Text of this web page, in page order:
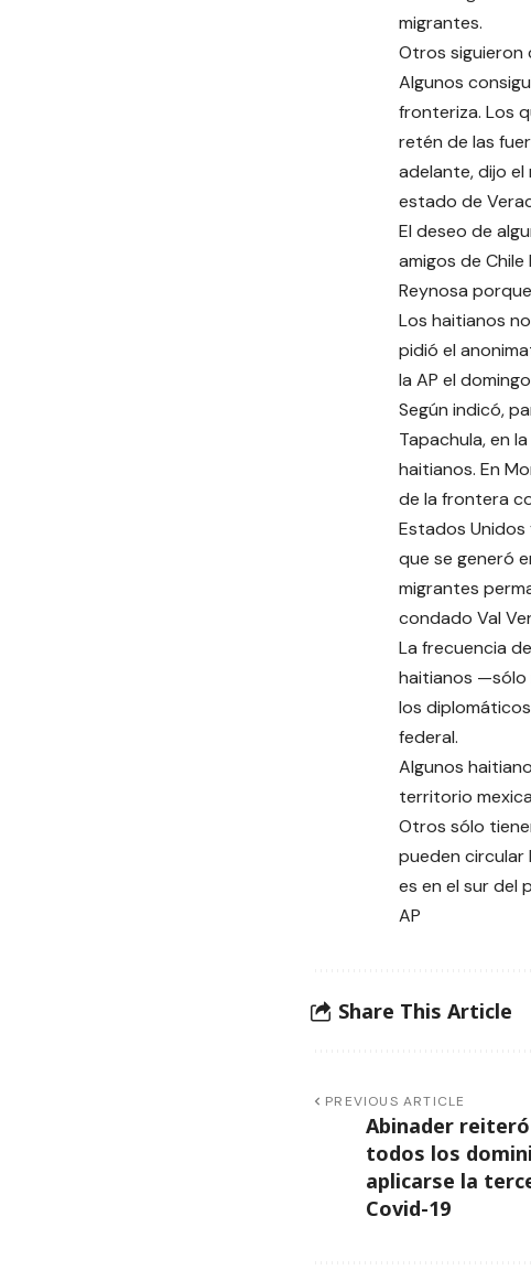
migrantes.
Otros siguieron
Algunos
fronteriza. Los
retén de las
adelante, dijo el
estado de
El deseo de
amigos de
Reynosa
Los haitianos
pidió el
la AP el
Según indicó,
Tapachula, en
haitianos. En
de la frontera
Estados
que se generó
migrantes
condado Val
La frecuencia
haitianos —sólo
los
federal.
Algunos
territorio
Otros sólo
pueden circular
es en el sur del
AP
Share This Article
PREVIOUS ARTICLE
Abinader
todos los
aplicarse la
Covid-19